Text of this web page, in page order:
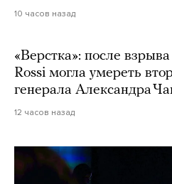
10 часов назад
«Верстка»: после
Rossi могла умереть
генерала Александра
12 часов назад